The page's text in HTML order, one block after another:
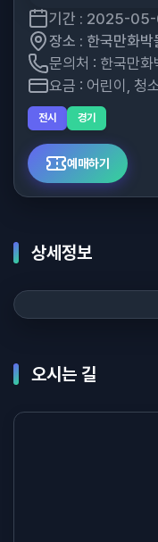
기간 : 2025-
장소 : 한국만화박
문의처 : 한국만
요금 : 어린이, 청
전시 경기
예매하기
상세정보
오시는 길